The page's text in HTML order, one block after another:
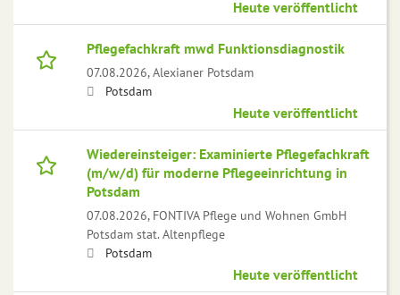
Heute veröffentlicht
Pflegefachkraft mwd Funktionsdiagnostik
07.08.2026,Alexianer Potsdam
Potsdam
Heute veröffentlicht
Wiedereinsteiger: Examinierte Pflegefachkraft
(m/w/d) für moderne Pflegeeinrichtung in
Potsdam
07.08.2026, FONTIVA Pflege und Wohnen GmbH
Potsdam stat. Altenpflege
Potsdam
Heute veröffentlicht